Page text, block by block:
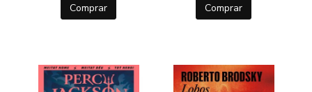
Comprar Comprar